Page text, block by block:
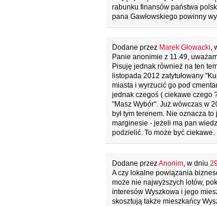
rabunku finansów państwa
pana Gawłowskiego powinny
Dodane przez Marek Głowacki,
Panie anonimie z 11.49,
Pisuję jednak również na ten
listopada 2012 zatytułowany
miasta i wyrzucić go pod
jednak czegoś ( ciekawe czego
"Masz Wybór". Już wówczas w
był tym terenem. Nie oznacza
marginesie - jeżeli ma pan
podzielić. To może być ciekawe.
Dodane przezAnonim, w dniu
A czy lokalne powiązania
może nie najwyższych lotów,
interesów Wyszkowa i jego
skosztują także mieszkańcy